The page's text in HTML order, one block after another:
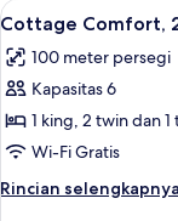
2
tidur,
pemandangan
Lihat
semua
foto
untuk
Cottage
Comfort,
2
kamar
4
Cottage Comfort,
100 meter persegi
Kapasitas 6
1 king, 2 twin dan
Wi-Fi Gratis
Rincian selengkapnya
Rincian